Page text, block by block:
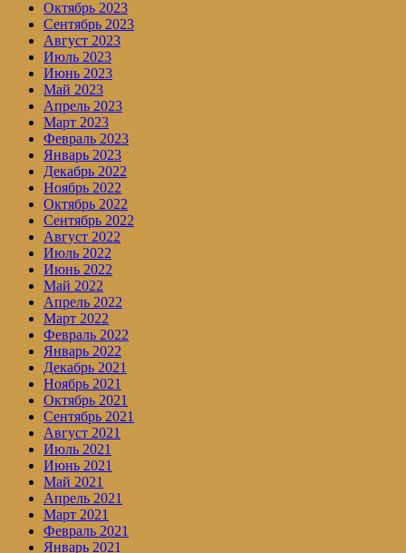
Октябрь 2023
Сентябрь 2023
Август 2023
Июль 2023
Июнь 2023
Май 2023
Апрель 2023
Март 2023
Февраль 2023
Январь 2023
Декабрь 2022
Ноябрь 2022
Октябрь 2022
Сентябрь 2022
Август 2022
Июль 2022
Июнь 2022
Май 2022
Апрель 2022
Март 2022
Февраль 2022
Январь 2022
Декабрь 2021
Ноябрь 2021
Октябрь 2021
Сентябрь 2021
Август 2021
Июль 2021
Июнь 2021
Май 2021
Апрель 2021
Март 2021
Февраль 2021
Январь 2021